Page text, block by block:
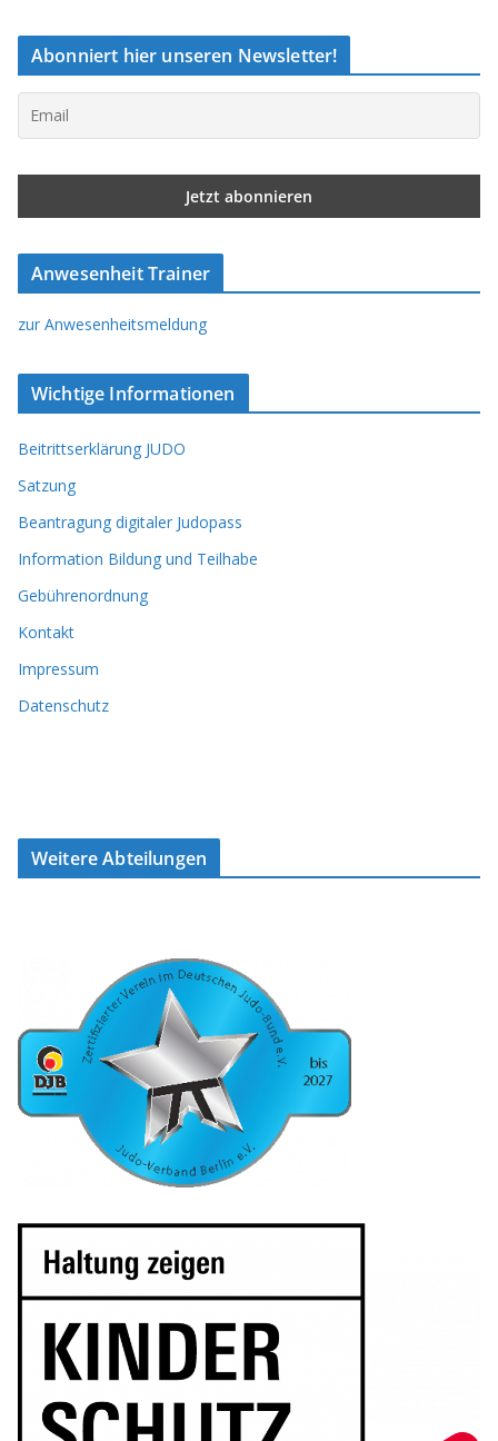
Abonniert hier unseren Newsletter!
Anwesenheit Trainer
zur Anwesenheitsmeldung
Wichtige Informationen
Beitrittserklärung JUDO
Satzung
Beantragung digitaler Judopass
Information Bildung und Teilhabe
Gebührenordnung
Kontakt
Impressum
Datenschutz
Weitere Abteilungen